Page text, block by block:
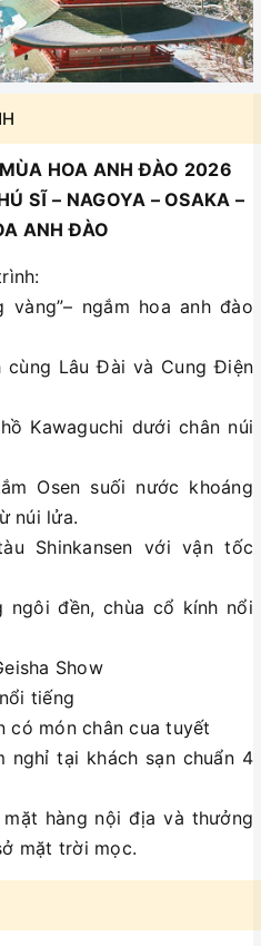
HOA ANH ĐÀO 2026
SĨ – NAGOYA – OSAKA –
ANH ĐÀO
vàng”– ngắm hoa anh đào
cùng Lâu Đài và Cung Điện
Kawaguchi dưới chân núi
Osen suối nước khoáng
núi lửa.
Shinkansen với vận tốc
đền, chùa cổ kính nổi
Show
tiếng
có món chân cua tuyết
nghỉ tại khách sạn chuẩn 4
hàng nội địa và thưởng
mặt trời mọc.